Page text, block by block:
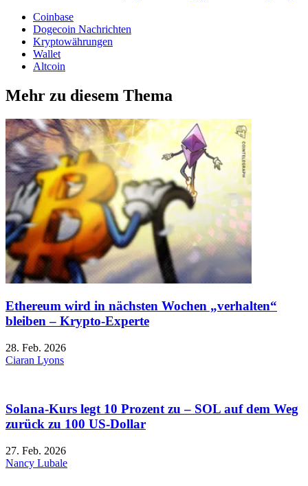
Coinbase
Dogecoin Nachrichten
Kryptowährungen
Wallet
Altcoin
Mehr zu diesem Thema
Ethereum wird in nächsten Wochen „verhalten“
bleiben – Krypto-Experte
28. Feb. 2026
Ciaran Lyons
Solana-Kurs legt 10 Prozent zu – SOL auf dem Weg
zurück zu 100 US-Dollar
27. Feb. 2026
Nancy Lubale